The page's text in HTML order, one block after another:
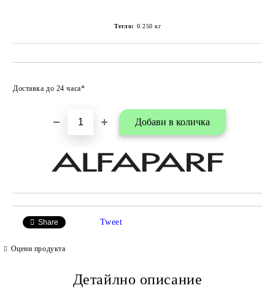
Тегло: 0.250 кг
Доставка до 24 часа*
Share Tweet
Оцени продукта
Детайлно описание